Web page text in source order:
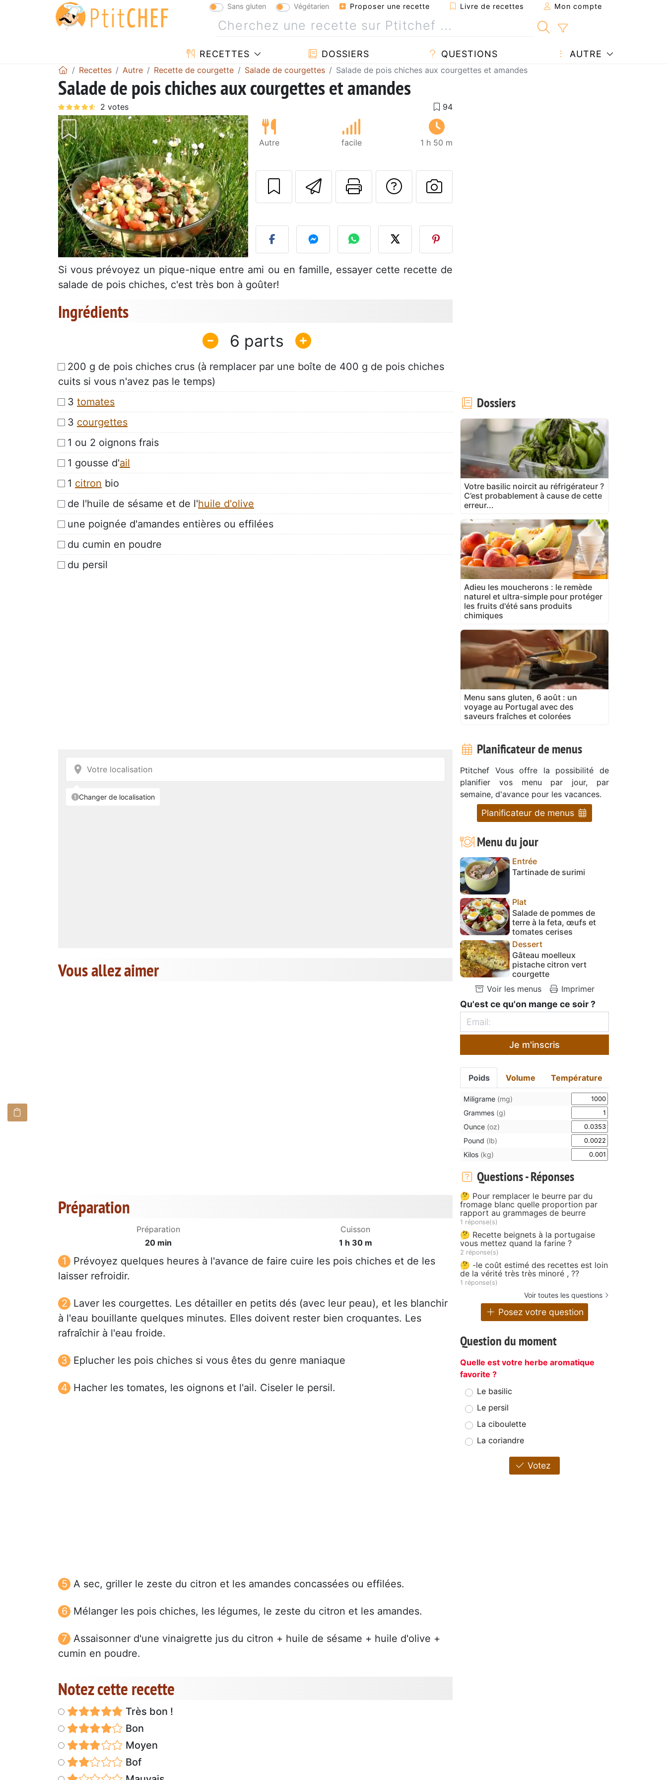
Sans gluten Végétarien Proposer une recette Livre de recettes Mon compte
RECETTES DOSSIERS QUESTIONS AUTRE
Recettes Autre Recette de courgette Salade de courgettes Salade de pois chiches aux courgettes et amandes
Salade de pois chiches aux courgettes et amandes
Autre facile 1 h 50 m
Envoyer cette recette à un ami
Imprimer cette page
Poser une question à l'auteur
Publier votre photo de cette
Si vous prévoyez un pique-nique entre ami ou en famille, essayer cette recette de
salade de pois chiches, c'est très bon à goûter!
Ingrédients
6
200 g de pois chiches crus (à remplacer par une boîte de 400 g de pois chiches
cuits si vous n'avez pas le temps)
3 tomates
3 courgettes
1 ou 2 oignons frais
1 gousse d'ail
1 citron bio
de l'huile de sésame et de l'huile d'olive
une poignée d'amandes entières ou effilées
du cumin en poudre
du persil
Vous allez aimer
Préparation
Préparation
20 min
Cuisson
1 h 30 m
Prévoyez quelques heures à l'avance de faire cuire les pois chiches et de les
laisser refroidir.
Laver les courgettes. Les détailler en petits dés (avec leur peau), et les blanchir
à l'eau bouillante quelques minutes. Elles doivent rester bien croquantes. Les
rafraîchir à l'eau froide.
Eplucher les pois chiches si vous êtes du genre maniaque
Hacher les tomates, les oignons et l'ail. Ciseler le persil.
A sec, griller le zeste du citron et les amandes concassées ou effilées.
Mélanger les pois chiches, les légumes, le zeste du citron et les amandes.
Assaisonner d'une vinaigrette jus du citron + huile de sésame + huile d'olive +
cumin en poudre.
Notez cette recette
Très bon !
Bon
Moyen
Bof
Dossiers
Votre basilic noircit au réfrigérateur ?
C’est probablement à cause de cette
erreur...
Adieu les moucherons : le remède
naturel et ultra-simple pour protéger
les fruits d'été sans produits
chimiques
Menu sans gluten, 6 août : un
voyage au Portugal avec des
saveurs fraîches et colorées
Planificateur de menus
Ptitchef Vous offre la possibilité de
planifier vos menu par jour, par
semaine, d'avance pour les vacances.
Planificateur de menus
Menu du jour
Entrée
Tartinade de surimi
Plat
Salade de pommes de
terre à la feta, œufs et
tomates cerises
Dessert
Gâteau moelleux
pistache citron vert
courgette
Voir les menus
Imprimer
Qu'est ce qu'on mange ce soir ?
Je m'inscris
Poids Volume Température
Miligrame (mg)
Grammes (g)
Ounce (oz)
Pound (lb)
Kilos (kg)
Questions - Réponses
🤔 Pour remplacer le beurre par du
fromage blanc quelle proportion par
rapport au grammages de beurre
1 réponse(s)
🤔 Recette beignets à la portugaise
vous mettez quand la farine ?
2 réponse(s)
🤔 -le coût estimé des recettes est loin
de la vérité très très minoré , ??
1 réponse(s)
Voir toutes les questions
Posez votre question
Question du moment
Quelle est votre herbe aromatique
favorite ?
Le basilic
Le persil
La ciboulette
La coriandre
Votez